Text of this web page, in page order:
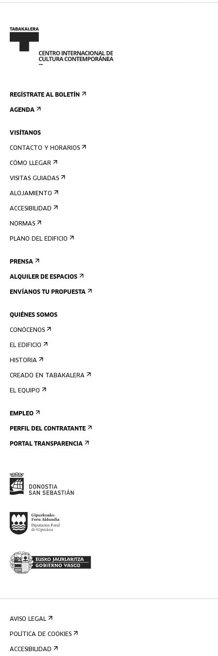
REGÍSTRATE AL BOLETÍN
AGENDA
VISÍTANOS
CONTACTO Y HORARIOS
CÓMO LLEGAR
VISITAS GUIADAS
ALOJAMIENTO
ACCESIBILIDAD
NORMAS
PLANO DEL EDIFICIO
PRENSA
ALQUILER DE ESPACIOS
ENVÍANOS TU PROPUESTA
QUIÉNES SOMOS
CONÓCENOS
EL EDIFICIO
HISTORIA
CREADO EN TABAKALERA
EL EQUIPO
EMPLEO
PERFIL DEL CONTRATANTE
PORTAL TRANSPARENCIA
AVISO LEGAL
POLÍTICA DE COOKIES
ACCESIBILIDAD